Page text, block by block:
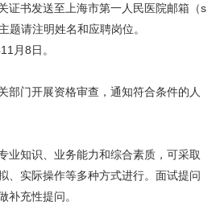
书发送至上海市第一人民医院邮箱（s
题请注明姓名和应聘岗位。
月8日。
门开展资格审查，通知符合条件的人
知识、业务能力和综合素质，可采取
、实际操作等多种方式进行。面试提问
补充性提问。